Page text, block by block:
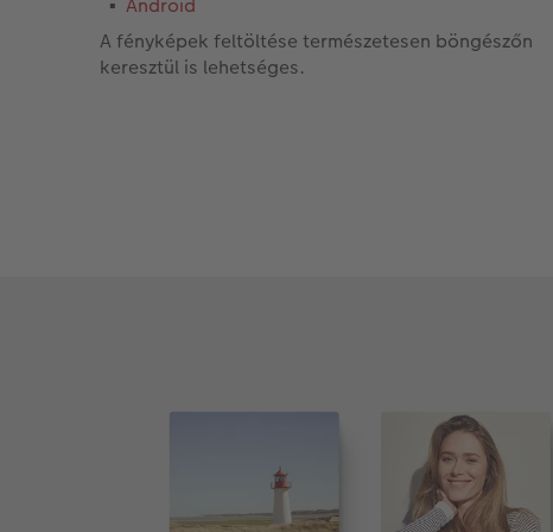
A fényképek feltöltése természetesen böngészőn
keresztül is lehetséges.